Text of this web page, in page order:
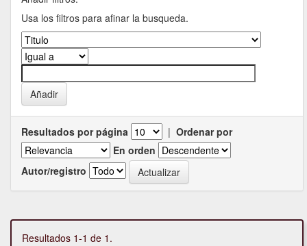
Usa los filtros para afinar la busqueda.
Resultados por página | Ordenar por
En orden
Autor/registro
Resultados 1-1 de 1.